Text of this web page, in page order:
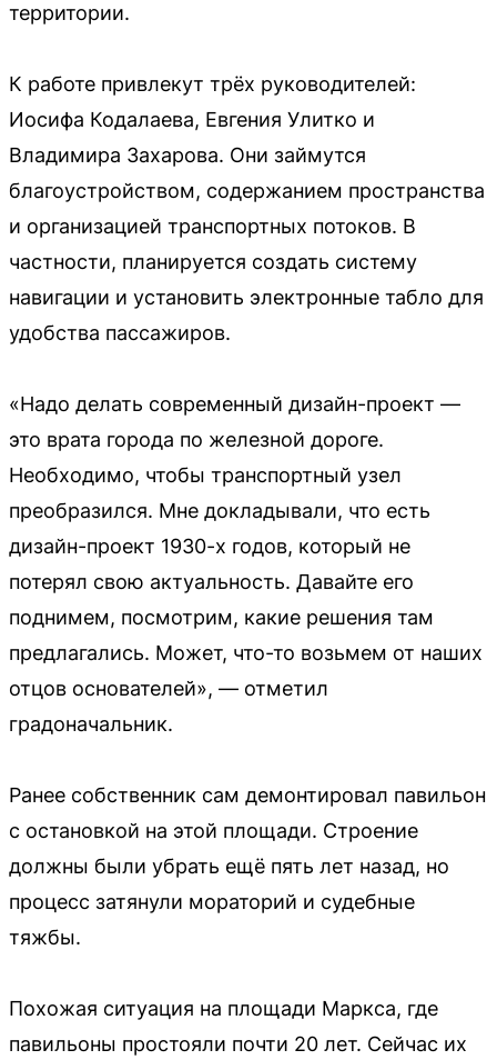
территории.
К работе привлекут трёх руководителей:
Иосифа Кодалаева, Евгения Улитко и
Владимира Захарова. Они займутся
благоустройством, содержанием пространства
и организацией транспортных потоков. В
частности, планируется создать систему
навигации и установить электронные табло для
удобства пассажиров.
«Надо делать современный дизайн-проект —
это врата города по железной дороге.
Необходимо, чтобы транспортный узел
преобразился. Мне докладывали, что есть
дизайн-проект 1930-х годов, который не
потерял свою актуальность. Давайте его
поднимем, посмотрим, какие решения там
предлагались. Может, что-то возьмем от наших
отцов основателей», — отметил
градоначальник.
Ранее собственник сам демонтировал павильон
с остановкой на этой площади. Строение
должны были убрать ещё пять лет назад, но
процесс затянули мораторий и судебные
тяжбы.
Похожая ситуация на площади Маркса, где
павильоны простояли почти 20 лет. Сейчас их